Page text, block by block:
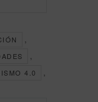
,
,
4.0 ,